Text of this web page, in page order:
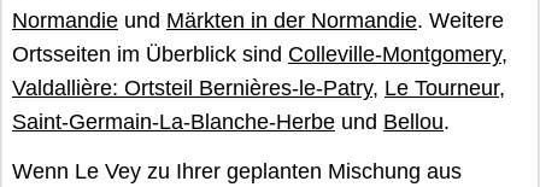
Normandie und Märkten in der Normandie. Weitere
Ortsseiten im Überblick sind Colleville-Montgomery,
Valdallière: Ortsteil Bernières-le-Patry, Le Tourneur,
Saint-Germain-La-Blanche-Herbe und Bellou.
Wenn Le Vey zu Ihrer geplanten Mischung aus